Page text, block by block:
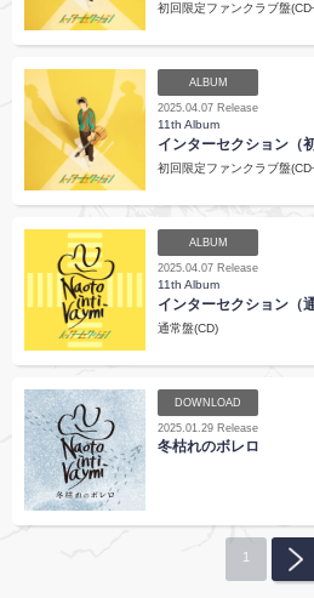
初回限定ファンクラブ盤
ALBUM
2025.04.07 Release
11th Album
インターセクション（
初回限定ファンクラブ盤
ALBUM
2025.04.07 Release
11th Album
インターセクション（
通常盤(CD)
DOWNLOAD
2025.01.29 Release
冬枯れのボレロ
1